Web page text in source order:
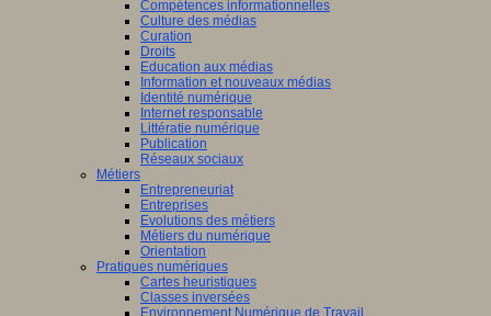
Compétences informationnelles
Culture des médias
Curation
Droits
Education aux médias
Information et nouveaux médias
Identité numérique
Internet responsable
Littératie numérique
Publication
Réseaux sociaux
Métiers
Entrepreneuriat
Entreprises
Evolutions des métiers
Métiers du numérique
Orientation
Pratiques numériques
Cartes heuristiques
Classes inversées
Environnement Numérique de Travail